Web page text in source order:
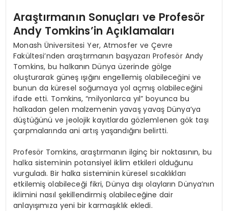
Araştırmanın Sonuçları ve Profesör
Andy Tomkins’in Açıklamaları
Monash Üniversitesi Yer, Atmosfer ve Çevre
Fakültesi’nden araştırmanın başyazarı Profesör Andy
Tomkins, bu halkanın Dünya üzerinde gölge
oluşturarak güneş ışığını engellemiş olabileceğini ve
bunun da küresel soğumaya yol açmış olabileceğini
ifade etti. Tomkins, “milyonlarca yıl” boyunca bu
halkadan gelen malzemenin yavaş yavaş Dünya’ya
düştüğünü ve jeolojik kayıtlarda gözlemlenen gök taşı
çarpmalarında ani artış yaşandığını belirtti.
Profesör Tomkins, araştırmanın ilginç bir noktasının, bu
halka sisteminin potansiyel iklim etkileri olduğunu
vurguladı. Bir halka sisteminin küresel sıcaklıkları
etkilemiş olabileceği fikri, Dünya dışı olayların Dünya’nın
iklimini nasıl şekillendirmiş olabileceğine dair
anlayışımıza yeni bir karmaşıklık ekledi.